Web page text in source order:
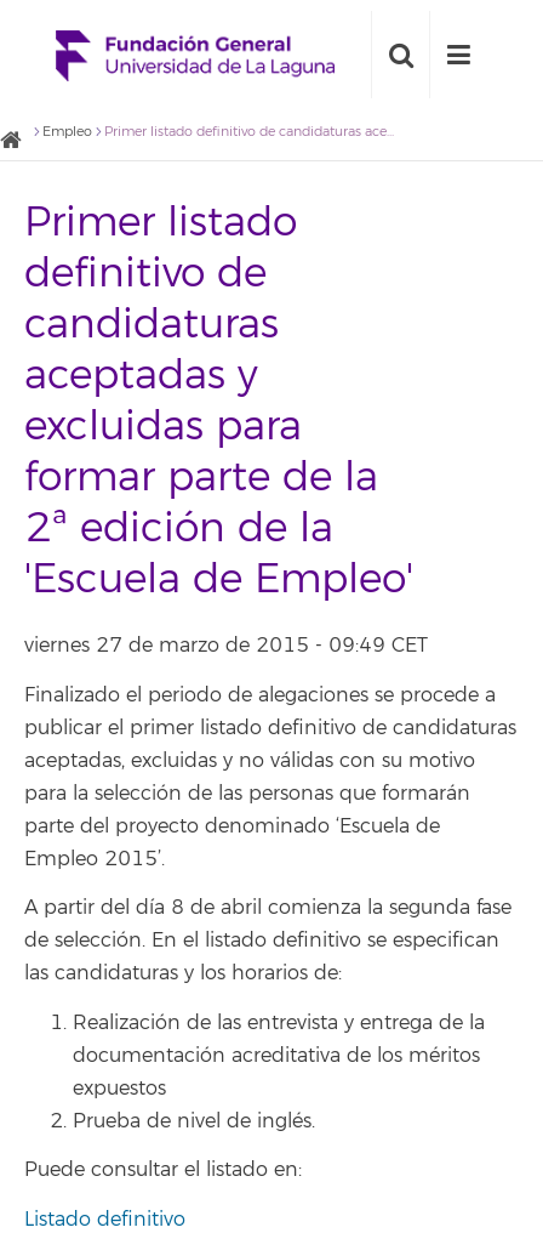
Empleo Primer listado definitivo de candidaturas aceptadas y excluidas para formar parte de la 2ª edición de la 'Escuela de Empleo'
Primer listado
definitivo de
candidaturas
aceptadas y
excluidas para
formar parte de la
2ª edición de la
'Escuela de Empleo'
viernes 27 de marzo de 2015 - 09:49 CET
Finalizado el periodo de alegaciones se procede a
publicar el primer listado definitivo de candidaturas
aceptadas, excluidas y no válidas con su motivo
para la selección de las personas que formarán
parte del proyecto denominado ‘Escuela de
Empleo 2015’.
A partir del día 8 de abril comienza la segunda fase
de selección. En el listado definitivo se especifican
las candidaturas y los horarios de:
Realización de las entrevista y entrega de la
documentación acreditativa de los méritos
expuestos
Prueba de nivel de inglés.
Puede consultar el listado en:
Listado definitivo